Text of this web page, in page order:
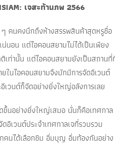
เจสะท้านภพ 2566
คงนึกถึงห้างสรรพสินค้าสุดหรูชื่อ
นอน แต่ไอคอนสยามไม่ได้เป็นเพียง
ท่านั้น แต่ไอคอนสยามยังเป็นสถานที่
ในไอคอนสยามจึงมักมีการจัดอีเวนต์
เวนต์ก็จัดอย่างยิ่งใหญ่อลังการเลย
ย่างยิ่งใหญ่เสมอ นั่นก็คือเทศกาล
อีเวนต์ประจำเทศกาลเจที่รวบรวม
คนได้เลือกชิม อิ่มบุญ อิ่มท้องกันอย่าง